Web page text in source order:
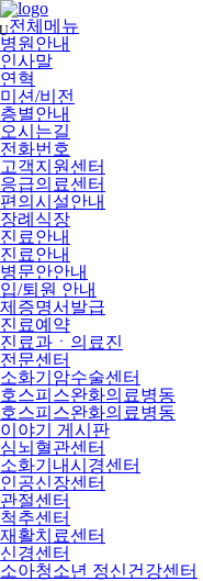
메
뉴
건
너
뛰
기
전체메뉴
병원안내
인사말
연혁
미션/비전
층별안내
오시는길
전화번호
고객지원센터
응급의료센터
편의시설안내
장례식장
진료안내
진료안내
병문안안내
입/퇴원 안내
제증명서발급
진료예약
진료과ㆍ의료진
전문센터
소화기암수술센터
호스피스완화의료병동
호스피스완화의료병동
이야기 게시판
심뇌혈관센터
소화기내시경센터
인공신장센터
관절센터
척추센터
재활치료센터
신경센터
소아청소년 정신건강센터